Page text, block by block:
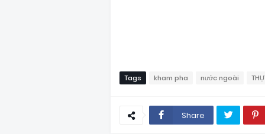
Tags kham pha nước ngoài
Share